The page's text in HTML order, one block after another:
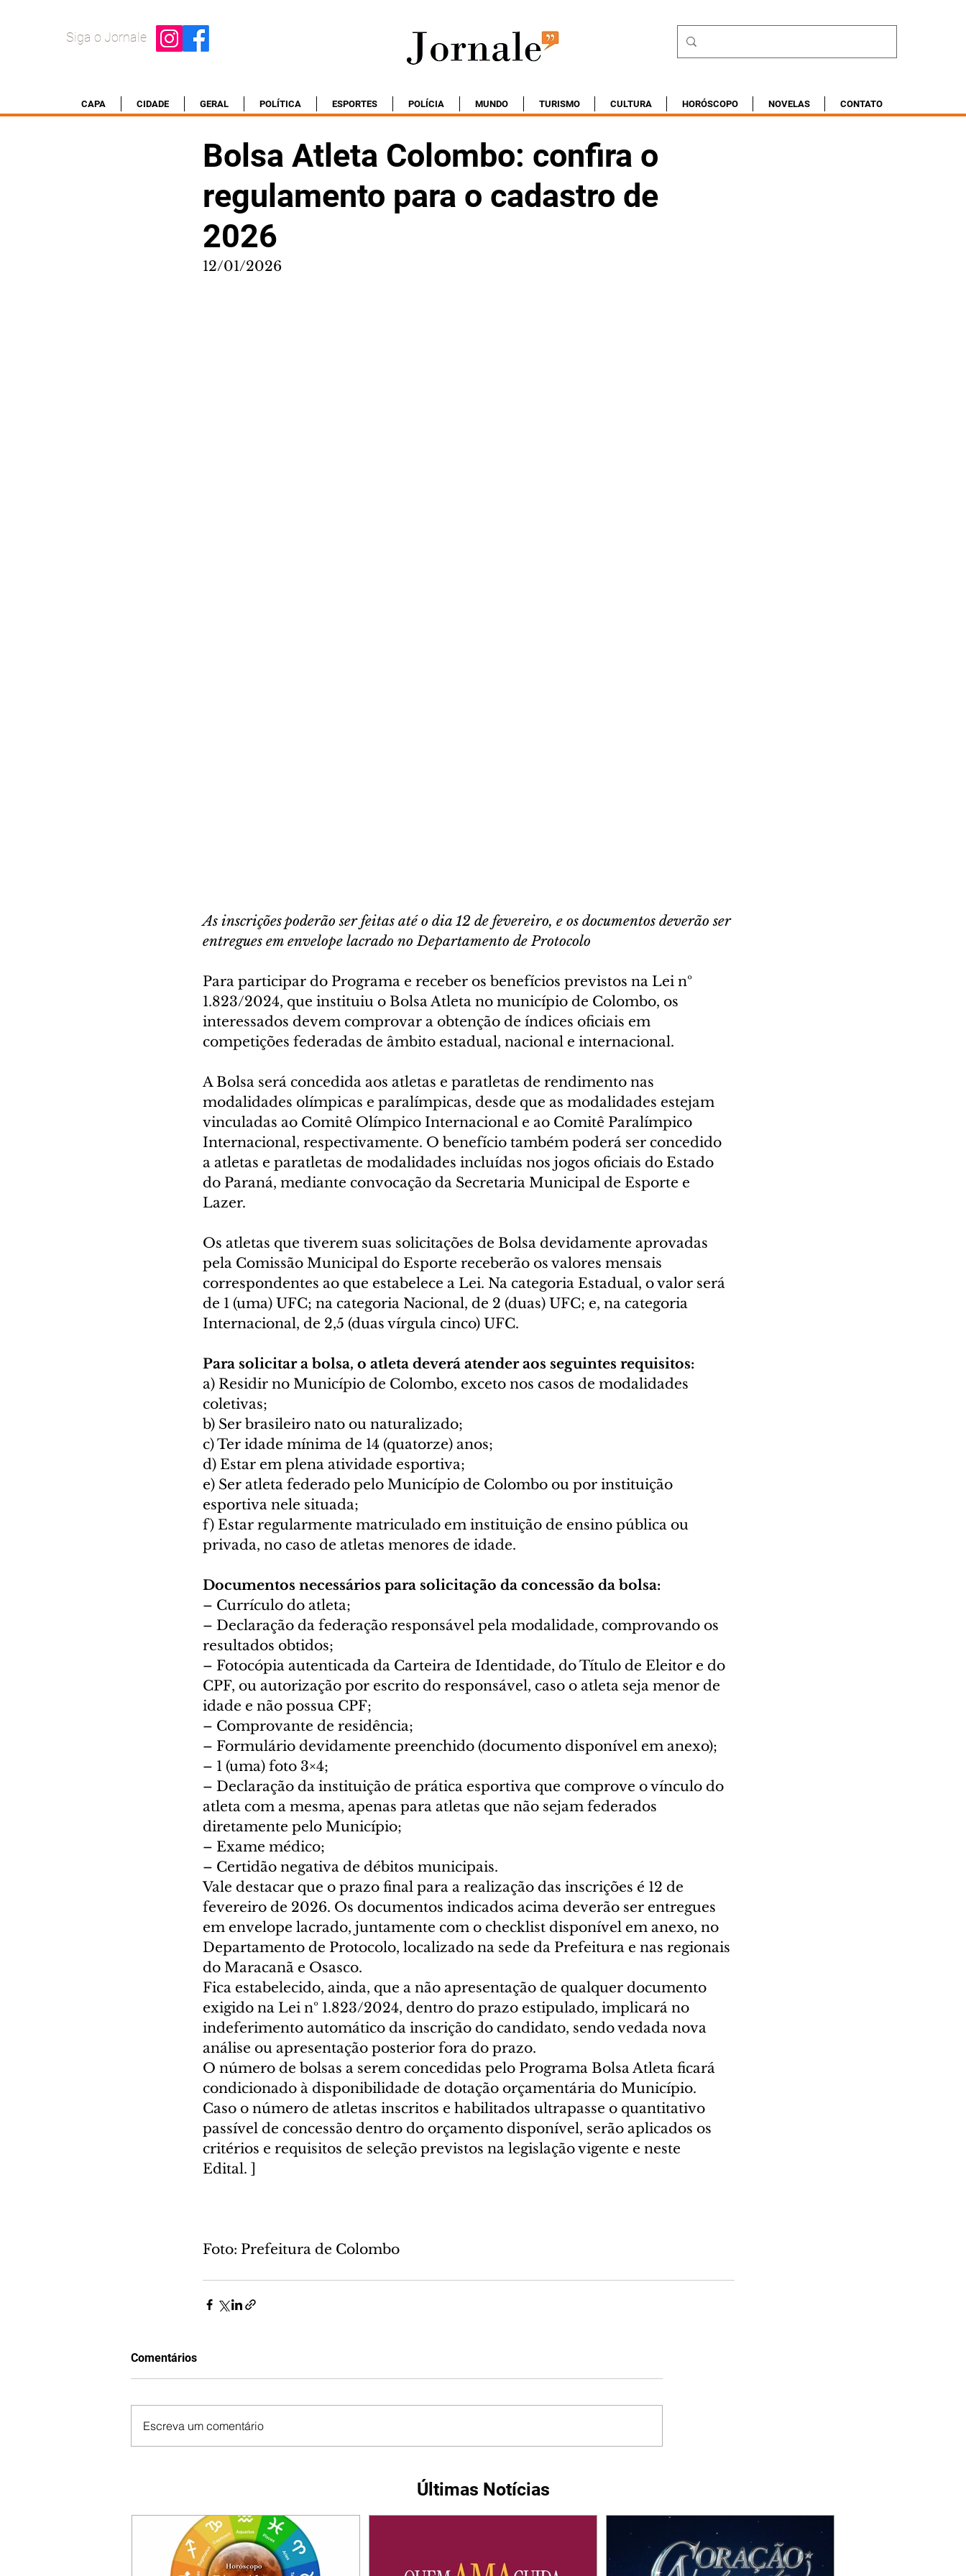
Siga o Jornale
CAPA CIDADE GERAL POLÍTICA ESPORTES POLÍCIA MUNDO TURISMO CULTURA HORÓSCOPO NOVELAS CONTATO
Bolsa Atleta Colombo: confira o
regulamento para o cadastro de
2026
12/01/2026
As inscrições poderão ser feitas até o dia 12 de fevereiro, e os documentos deverão ser
entregues em envelope lacrado no Departamento de Protocolo
Para participar do Programa e receber os benefícios previstos na Lei nº
1.823/2024, que instituiu o Bolsa Atleta no município de Colombo, os
interessados devem comprovar a obtenção de índices oficiais em
competições federadas de âmbito estadual, nacional e internacional.
A Bolsa será concedida aos atletas e paratletas de rendimento nas
modalidades olímpicas e paralímpicas, desde que as modalidades estejam
vinculadas ao Comitê Olímpico Internacional e ao Comitê Paralímpico
Internacional, respectivamente. O benefício também poderá ser concedido
a atletas e paratletas de modalidades incluídas nos jogos oficiais do Estado
do Paraná, mediante convocação da Secretaria Municipal de Esporte e
Lazer.
Os atletas que tiverem suas solicitações de Bolsa devidamente aprovadas
pela Comissão Municipal do Esporte receberão os valores mensais
correspondentes ao que estabelece a Lei. Na categoria Estadual, o valor será
de 1 (uma) UFC; na categoria Nacional, de 2 (duas) UFC; e, na categoria
Internacional, de 2,5 (duas vírgula cinco) UFC.
Para solicitar a bolsa, o atleta deverá atender aos seguintes requisitos:
a) Residir no Município de Colombo, exceto nos casos de modalidades
coletivas;
b) Ser brasileiro nato ou naturalizado;
c) Ter idade mínima de 14 (quatorze) anos;
d) Estar em plena atividade esportiva;
e) Ser atleta federado pelo Município de Colombo ou por instituição
esportiva nele situada;
f) Estar regularmente matriculado em instituição de ensino pública ou
privada, no caso de atletas menores de idade.
Documentos necessários para solicitação da concessão da bolsa:
– Currículo do atleta;
– Declaração da federação responsável pela modalidade, comprovando os
resultados obtidos;
– Fotocópia autenticada da Carteira de Identidade, do Título de Eleitor e do
CPF, ou autorização por escrito do responsável, caso o atleta seja menor de
idade e não possua CPF;
– Comprovante de residência;
– Formulário devidamente preenchido (documento disponível em anexo);
– 1 (uma) foto 3×4;
– Declaração da instituição de prática esportiva que comprove o vínculo do
atleta com a mesma, apenas para atletas que não sejam federados
diretamente pelo Município;
– Exame médico;
– Certidão negativa de débitos municipais.
Vale destacar que o prazo final para a realização das inscrições é 12 de
fevereiro de 2026. Os documentos indicados acima deverão ser entregues
em envelope lacrado, juntamente com o checklist disponível em anexo, no
Departamento de Protocolo, localizado na sede da Prefeitura e nas regionais
do Maracanã e Osasco.
Fica estabelecido, ainda, que a não apresentação de qualquer documento
exigido na Lei nº 1.823/2024, dentro do prazo estipulado, implicará no
indeferimento automático da inscrição do candidato, sendo vedada nova
análise ou apresentação posterior fora do prazo.
O número de bolsas a serem concedidas pelo Programa Bolsa Atleta ficará
condicionado à disponibilidade de dotação orçamentária do Município.
Caso o número de atletas inscritos e habilitados ultrapasse o quantitativo
passível de concessão dentro do orçamento disponível, serão aplicados os
critérios e requisitos de seleção previstos na legislação vigente e neste
Edital. ]
Foto: Prefeitura de Colombo
Comentários
Escreva um comentário
Últimas Notícias